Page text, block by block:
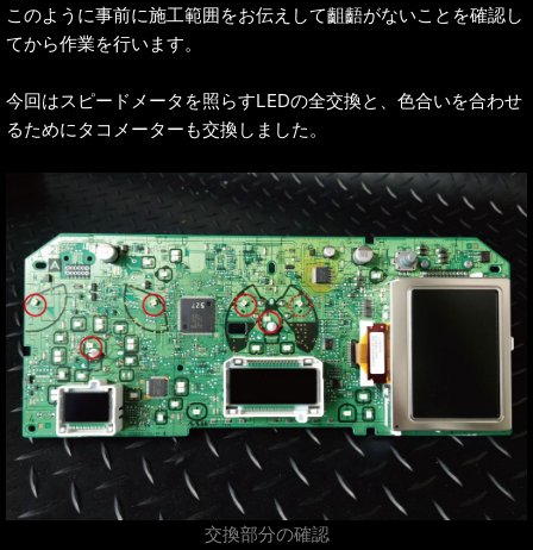
このように事前に施工範囲をお伝えして齟齬がないことを確認し
てから作業を行います。
今回はスピードメータを照らすLEDの全交換と、色合いを合わせ
るためにタコメーターも交換しました。
交換部分の確認